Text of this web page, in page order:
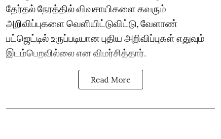
தேர்தல் நேரத்தில் விவசாயிகளை கவரும்
அறிவிப்புகளை வெளியிட்டுவிட்டு, வேளாண்
பட்ஜெட்டில் உருப்படியான புதிய அறிவிப்புகள் எதுவும்
இடம்பெறவில்லை என விமர்சித்தார்.
Read More